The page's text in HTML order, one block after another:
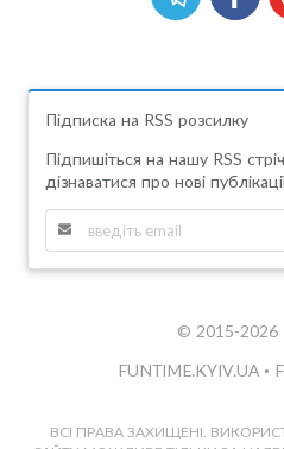
Підписка на RSS розсилку
Підпишіться на нашу RSS
дізнаватися про нові
© 2015-2026
FUNTIME.KYIV.UA •
ВСІ ПРАВА ЗАХИЩЕНІ.